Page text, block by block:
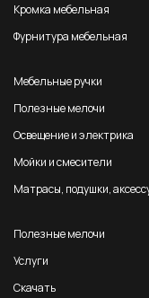
Кромка мебельная
Фурнитура мебельная
Мебельные ручки
Полезные мелочи
Освещение и электрика
Мойки и смесители
Матрасы, подушки,
Полезные мелочи
Услуги
Скачать